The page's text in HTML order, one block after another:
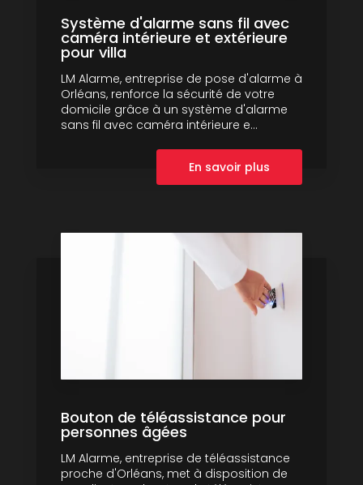
Système d'alarme sans fil avec
caméra intérieure et extérieure
pour villa
LM Alarme, entreprise de pose d'alarme à
Orléans, renforce la sécurité de votre
domicile grâce à un système d'alarme
sans fil avec caméra intérieure e...
En savoir plus
Bouton de téléassistance pour
personnes âgées
LM Alarme, entreprise de téléassistance
proche d'Orléans, met à disposition de